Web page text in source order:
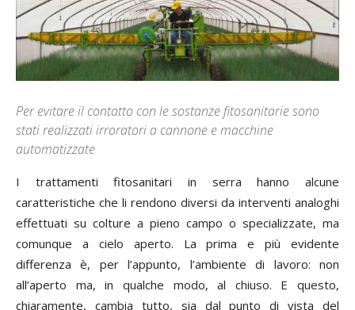
Per evitare il contatto con le sostanze fitosanitarie sono
stati realizzati irroratori a cannone e macchine
automatizzate
I trattamenti fitosanitari in serra hanno alcune
caratteristiche che li rendono diversi da interventi analoghi
effettuati su colture a pieno campo o specializzate, ma
comunque a cielo aperto. La prima e più evidente
differenza è, per l’appunto, l’ambiente di lavoro: non
all’aperto ma, in qualche modo, al chiuso. E questo,
chiaramente, cambia tutto, sia dal punto di vista del